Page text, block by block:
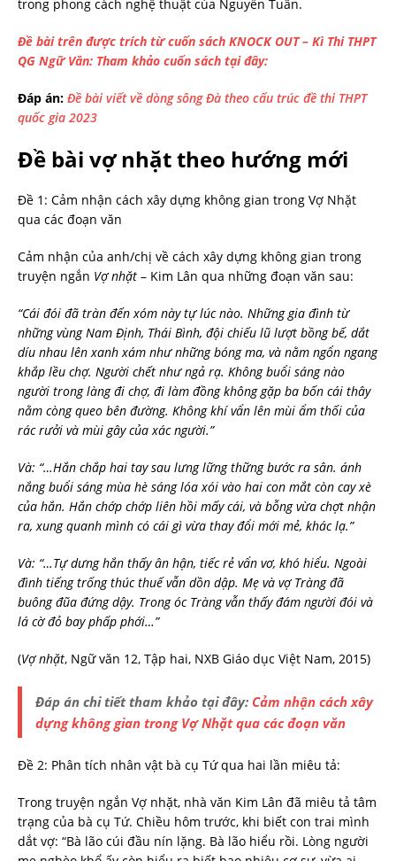
trong phong cách nghệ thuật của Nguyễn Tuân.
Đề bài trên được trích từ cuốn sách KNOCK OUT – Kì Thi THPT
QG Ngữ Văn: Tham khảo cuốn sách tại đây:
Đáp án: Đề bài viết về dòng sông Đà theo cấu trúc đề thi THPT
quốc gia 2023
Đề bài vợ nhặt theo hướng mới
Đề 1: Cảm nhận cách xây dựng không gian trong Vợ Nhặt
qua các đoạn văn
Cảm nhận của anh/chị về cách xây dựng không gian trong
truyện ngắn Vợ nhặt – Kim Lân qua những đoạn văn sau:
“Cái đói đã tràn đến xóm này tự lúc nào. Những gia đình từ
những vùng Nam Định, Thái Bình, đội chiếu lũ lượt bồng bế, dắt
díu nhau lên xanh xám như những bóng ma, và nằm ngổn ngang
khắp lều chợ. Người chết như ngả rạ. Không buổi sáng nào
người trong làng đi chợ, đi làm đồng không gặp ba bốn cái thây
nằm còng queo bên đường. Không khí vẩn lên mùi ẩm thối của
rác rưởi và mùi gây của xác người.”
Và: “…Hắn chắp hai tay sau lưng lững thững bước ra sân. ánh
nắng buổi sáng mùa hè sáng lóa xói vào hai con mắt còn cay xè
của hắn. Hắn chớp chớp liên hồi mấy cái, và bỗng vừa chợt nhận
ra, xung quanh mình có cái gì vừa thay đổi mới mẻ, khác lạ.”
Và: “…Tự dưng hắn thấy ân hận, tiếc rẻ vẩn vơ, khó hiểu. Ngoài
đình tiếng trống thúc thuế vẫn dồn dập. Mẹ và vợ Tràng đã
buông đũa đứng dậy. Trong óc Tràng vẫn thấy đám người đói và
lá cờ đỏ bay phấp phới…”
(Vợ nhặt, Ngữ văn 12, Tập hai, NXB Giáo dục Việt Nam, 2015)
Đáp án chi tiết tham khảo tại đây: Cảm nhận cách xây
dựng không gian trong Vợ Nhặt qua các đoạn văn
Đề 2: Phân tích nhân vật bà cụ Tứ qua hai lần miêu tả:
Trong truyện ngắn Vợ nhặt, nhà văn Kim Lân đã miêu tả tâm
trạng của bà cụ Tứ. Chiều hôm trước, khi biết con trai mình
dắt vợ: “Bà lão cúi đầu nín lặng. Bà lão hiểu rồi. Lòng người